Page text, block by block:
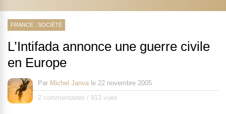
FRANCE : SOCIÉTÉ
L’Intifada annonce une guerre civile
en Europe
Par Michel Janva le 22 novembre 2005
2 commentaires / 913 vues